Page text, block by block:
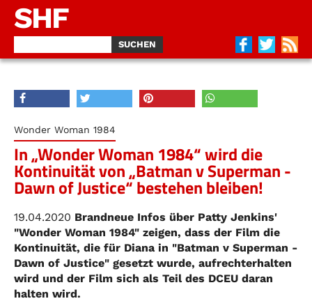
SHF
Wonder Woman 1984
In „Wonder Woman 1984“ wird die
Kontinuität von „Batman v Superman -
Dawn of Justice“ bestehen bleiben!
19.04.2020 Brandneue Infos über Patty Jenkins'
"Wonder Woman 1984" zeigen, dass der Film die
Kontinuität, die für Diana in "Batman v Superman -
Dawn of Justice" gesetzt wurde, aufrechterhalten
wird und der Film sich als Teil des DCEU daran
halten wird.